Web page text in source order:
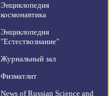
Энциклопедия
космонавтика
Энциклопедия
"Естествознание"
Журнальный зал
Физматлит
News of Russian Science and